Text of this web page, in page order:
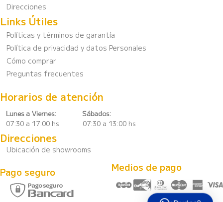
Direcciones
Links Útiles
Políticas y términos de garantía
Política de privacidad y datos Personales
Cómo comprar
Preguntas frecuentes
Horarios de atención
Lunes a Viernes:
Sábados:
07:30 a 17:00 hs 07:30 a 13:00 hs
Direcciones
Ubicación de showrooms
Pago seguro Medios de pago